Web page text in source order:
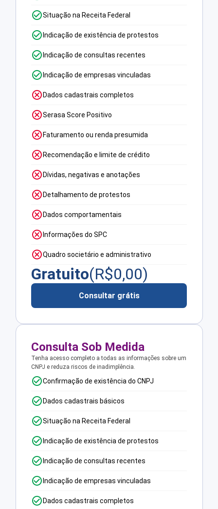
Situação na Receita Federal
Indicação de existência de protestos
Indicação de consultas recentes
Indicação de empresas vinculadas
Dados cadastrais completos
Serasa Score Positivo
Faturamento ou renda presumida
Recomendação e limite de crédito
Dívidas, negativas e anotações
Detalhamento de protestos
Dados comportamentais
Informações do SPC
Quadro societário e administrativo
Gratuito(R$0,00)
Consultar grátis
Consulta Sob Medida
Tenha acesso completo a todas as informações sobre um
CNPJ e reduza riscos de inadimplência.
Confirmação de existência do CNPJ
Dados cadastrais básicos
Situação na Receita Federal
Indicação de existência de protestos
Indicação de consultas recentes
Indicação de empresas vinculadas
Dados cadastrais completos